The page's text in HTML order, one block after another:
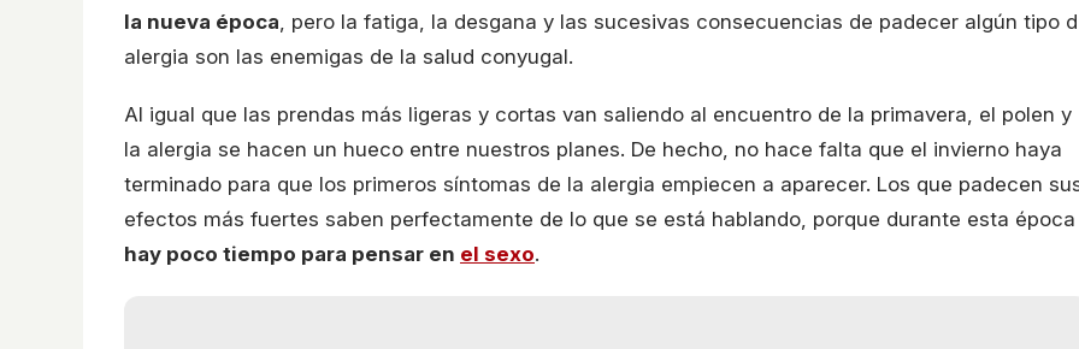
la nueva época , pero la fatiga, la desgana y las sucesivas consecuencias de padecer algún tipo
alergia son las enemigas de la salud conyugal.
Al igual que las prendas más ligeras y cortas van saliendo al encuentro de la primavera, el polen y
la alergia se hacen un hueco entre nuestros planes. De hecho, no hace falta que el invierno haya
terminado para que los primeros síntomas de la alergia empiecen a aparecer. Los que padecen
efectos más fuertes saben perfectamente de lo que se está hablando, porque durante esta época
hay poco tiempo para pensar en el sexo.